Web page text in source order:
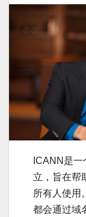
ICANN是
立，旨在帮
所有人使用
都会通过域